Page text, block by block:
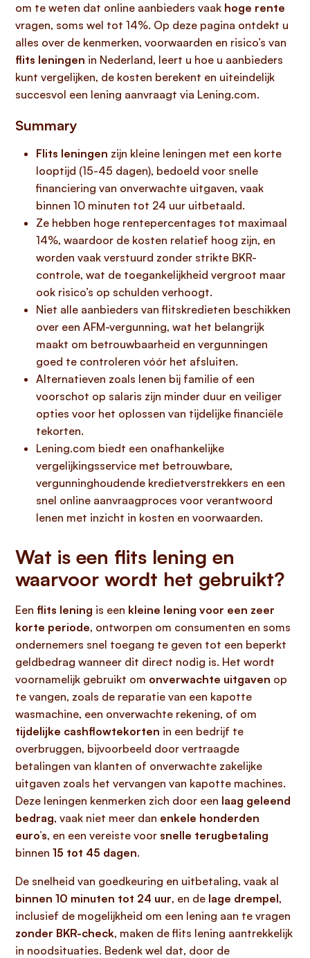
om te weten dat online aanbieders vaak hoge rente
vragen, soms wel tot 14%. Op deze pagina ontdekt u
alles over de kenmerken, voorwaarden en risico’s van
flits leningen in Nederland, leert u hoe u aanbieders
kunt vergelijken, de kosten berekent en uiteindelijk
succesvol een lening aanvraagt via Lening.com.
Summary
Flits leningen zijn kleine leningen met een korte
looptijd (15-45 dagen), bedoeld voor snelle
financiering van onverwachte uitgaven, vaak
binnen 10 minuten tot 24 uur uitbetaald.
Ze hebben hoge rentepercentages tot maximaal
14%, waardoor de kosten relatief hoog zijn, en
worden vaak verstuurd zonder strikte BKR-
controle, wat de toegankelijkheid vergroot maar
ook risico’s op schulden verhoogt.
Niet alle aanbieders van flitskredieten beschikken
over een AFM-vergunning, wat het belangrijk
maakt om betrouwbaarheid en vergunningen
goed te controleren vóór het afsluiten.
Alternatieven zoals lenen bij familie of een
voorschot op salaris zijn minder duur en veiliger
opties voor het oplossen van tijdelijke financiële
tekorten.
Lening.com biedt een onafhankelijke
vergelijkingsservice met betrouwbare,
vergunninghoudende kredietverstrekkers en een
snel online aanvraagproces voor verantwoord
lenen met inzicht in kosten en voorwaarden.
Wat is een flits lening en
waarvoor wordt het gebruikt?
Een flits lening is een kleine lening voor een zeer
korte periode, ontworpen om consumenten en soms
ondernemers snel toegang te geven tot een beperkt
geldbedrag wanneer dit direct nodig is. Het wordt
voornamelijk gebruikt om onverwachte uitgaven op
te vangen, zoals de reparatie van een kapotte
wasmachine, een onverwachte rekening, of om
tijdelijke cashflowtekorten in een bedrijf te
overbruggen, bijvoorbeeld door vertraagde
betalingen van klanten of onverwachte zakelijke
uitgaven zoals het vervangen van kapotte machines.
Deze leningen kenmerken zich door een laag geleend
bedrag, vaak niet meer dan enkele honderden
euro’s, en een vereiste voor snelle terugbetaling
binnen 15 tot 45 dagen.
De snelheid van goedkeuring en uitbetaling, vaak al
binnen 10 minuten tot 24 uur, en de lage drempel,
inclusief de mogelijkheid om een lening aan te vragen
zonder BKR-check, maken de flits lening aantrekkelijk
in noodsituaties. Bedenk wel dat, door de